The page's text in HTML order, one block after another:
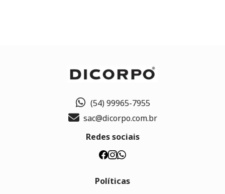
(54) 99965-7955
sac@dicorpo.com.br
Redes sociais
Políticas